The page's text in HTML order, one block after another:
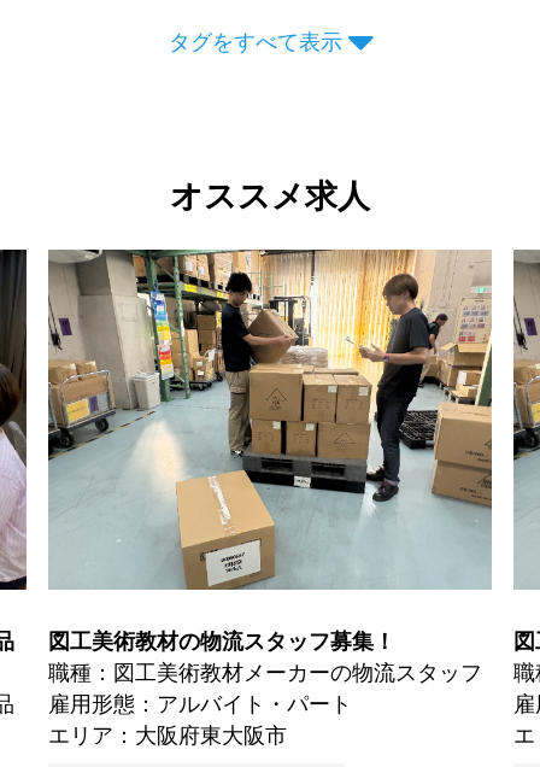
タグをすべて表示
オススメ求人
図工美術教材の物流スタッフ募集！
職種：図工美術教材メーカーの物流スタッフ
雇用形態：アルバイト・パート
エリア：大阪府東大阪市
職